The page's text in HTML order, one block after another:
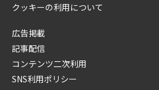
クッキーの利用について
広告掲載
記事配信
コンテンツ二次利用
SNS利用ポリシー